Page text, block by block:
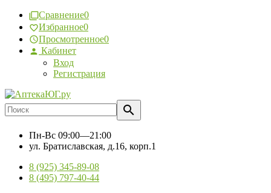
Сравнение0
Избранное0
Просмотренное0
Кабинет
Вход
Регистрация
Пн-Вс 09:00—21:00
ул. Братиславская, д.16, корп.1
8 (925) 345-89-08
8 (495) 797-40-44